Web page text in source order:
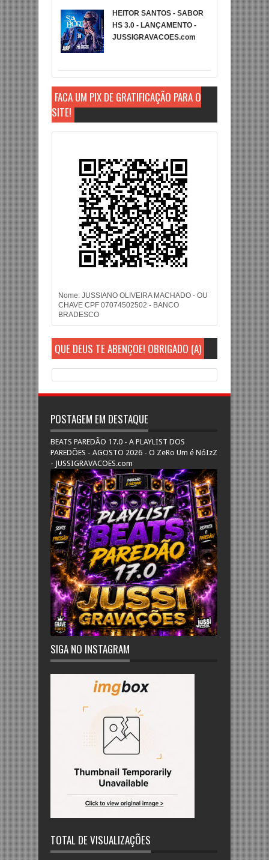
HEITOR SANTOS - SABOR
HS 3.0 - LANÇAMENTO -
JUSSIGRAVACOES.com
FAÇA UM PIX DE GRATIFICAÇÃO PARA O
SITE!
Nome: JUSSIANO OLIVEIRA MACHADO - OU
CHAVE CPF 07074502502 - BANCO
BRADESCO
QUE DEUS TE ABENÇOE! OBRIGADO (A)
POSTAGEM EM DESTAQUE
BEATS PAREDÃO 17.0 - A PLAYLIST DOS
PAREDÕES - AGOSTO 2026 - O ZeRo Um é NóIzZ
- JUSSIGRAVACOES.com
SIGA NO INSTAGRAM
TOTAL DE VISUALIZAÇÕES